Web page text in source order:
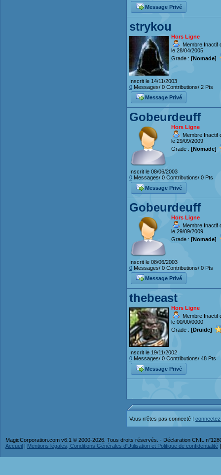
Message Privé
strykou
Hors Ligne
Membre Inactif
le 28/04/2005
Grade : [Nomade]
Inscrit le 14/11/2003
0 Messages/ 0 Contributions/ 2 Pts
Message Privé
Gobeurdeuff
Hors Ligne
Membre Inactif
le 29/09/2009
Grade : [Nomade]
Inscrit le 08/06/2003
0 Messages/ 0 Contributions/ 0 Pts
Message Privé
Gobeurdeuff
Hors Ligne
Membre Inactif
le 29/09/2009
Grade : [Nomade]
Inscrit le 08/06/2003
0 Messages/ 0 Contributions/ 0 Pts
Message Privé
thebeast
Hors Ligne
Membre Inactif
le 00/00/0000
Grade : [Druide]
Inscrit le 19/11/2002
0 Messages/ 0 Contributions/ 48 Pts
Message Privé
Vous n'êtes pas connecté !
MagicCorporation.com v6.1 © 2000-2026. Tous droits réservés. - Déclaration CNIL
Accueil | Mentions légales, Conditions Générales d'Utilisation et Politique de confidentialité